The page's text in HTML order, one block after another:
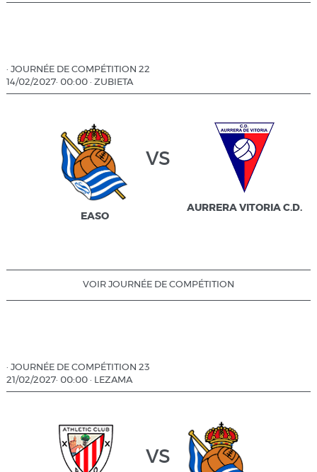
· JOURNÉE DE COMPÉTITION 22
14/02/2027· 00:00 · ZUBIETA
EASO
vs
AURRERA VITORIA C.D.
VOIR JOURNÉE DE COMPÉTITION
· JOURNÉE DE COMPÉTITION 23
21/02/2027· 00:00 · LEZAMA
vs